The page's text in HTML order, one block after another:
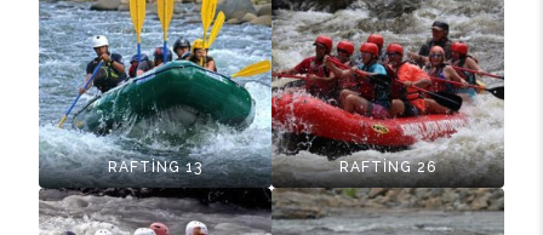
RAFTİNG 13 RAFTİNG 26